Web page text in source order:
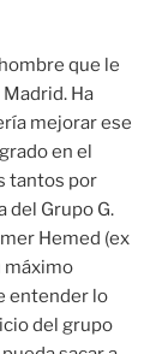
que le
Ha
mejorar ese
en el
tantos por
del Grupo G.
Hemed (ex
máximo
entender lo
del grupo